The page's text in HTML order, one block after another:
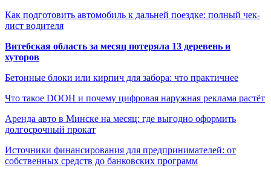
Как подготовить автомобиль к дальней поездке: полный чек-
лист водителя
Витебская область за месяц потеряла 13 деревень и
хуторов
Бетонные блоки или кирпич для забора: что практичнее
Что такое DOOH и почему цифровая наружная реклама растёт
Аренда авто в Минске на месяц: где выгодно оформить
долгосрочный прокат
Источники финансирования для предпринимателей: от
собственных средств до банковских программ